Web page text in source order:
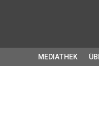
MEDIATHEK